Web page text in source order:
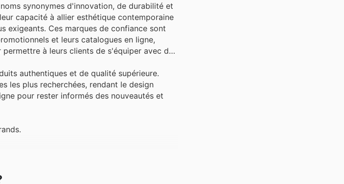
synonymes d'innovation, de durabilité et
capacité à allier esthétique contemporaine
exigeants. Ces marques de confiance sont
et leurs catalogues en ligne,
à leurs clients de s'équiper avec des
authentiques et de qualité supérieure.
les plus recherchées, rendant le design
pour rester informés des nouveautés et